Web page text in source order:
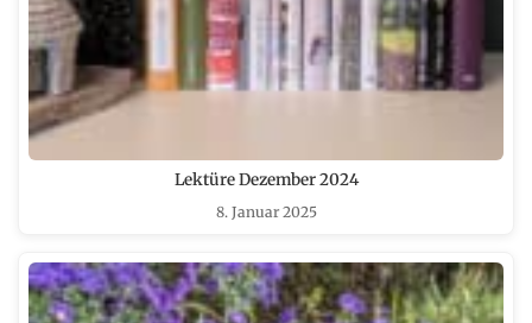
Lektüre Dezember 2024
8. Januar 2025